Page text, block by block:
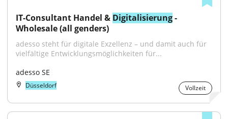
IT-Consultant Handel & Digitalisierung -
Wholesale (all genders)
adesso steht für digitale Exzellenz – und damit auch für
vielfältige Entwicklungsmöglichkeiten für...
adesso SE
Düsseldorf Vollzeit